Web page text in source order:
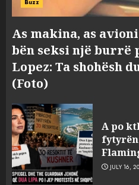
Buzz
As makina, as
bën seksi një burrë
Lopez: Ta shohësh
(Foto)
A po
fytyrën
JULY 16,